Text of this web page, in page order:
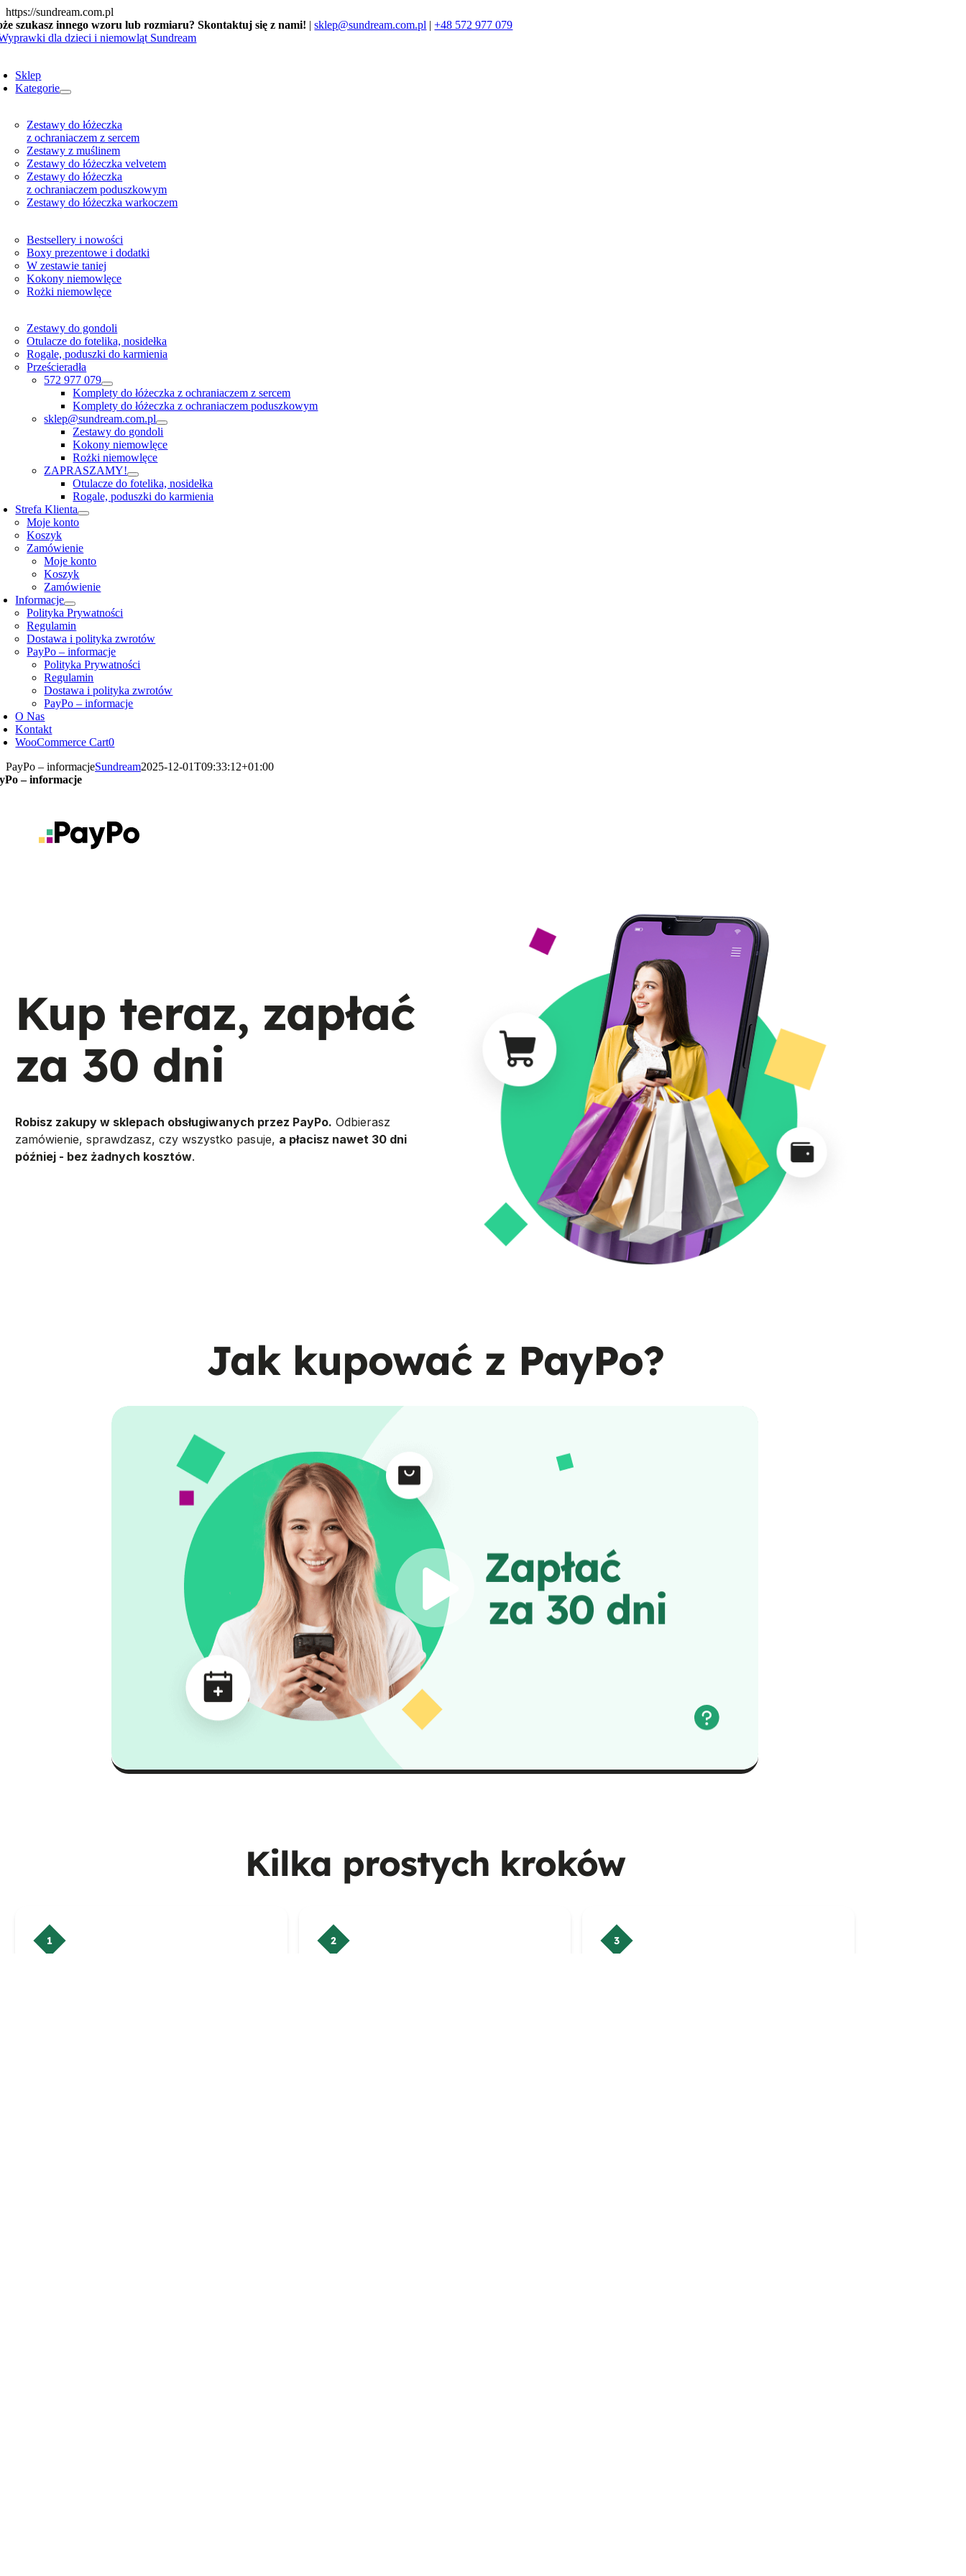
https://sundream.com.pl
to
content
szukasz innego wzoru lub rozmiaru? Skontaktuj się z nami! |sklep@sundream.com.pl |+48 572 977 079
Sklep
Kategorie
Zestawy do łóżeczka
z ochraniaczem z sercem
Zestawy z muślinem
Zestawy do łóżeczka velvetem
Zestawy do łóżeczka
z ochraniaczem poduszkowym
Zestawy do łóżeczka warkoczem
Bestsellery i nowości
Boxy prezentowe i dodatki
W zestawie taniej
Kokony niemowlęce
Rożki niemowlęce
Zestawy do gondoli
Otulacze do fotelika, nosidełka
Rogale, poduszki do karmienia
Prześcieradła
572 977 079
Komplety do łóżeczka z ochraniaczem z sercem
Komplety do łóżeczka z ochraniaczem poduszkowym
sklep@sundream.com.pl
Zestawy do gondoli
Kokony niemowlęce
Rożki niemowlęce
ZAPRASZAMY!
Otulacze do fotelika, nosidełka
Rogale, poduszki do karmienia
Strefa Klienta
Moje konto
Koszyk
Zamówienie
Moje konto
Koszyk
Zamówienie
Informacje
Polityka Prywatności
Regulamin
Dostawa i polityka zwrotów
PayPo – informacje
Polityka Prywatności
Regulamin
Dostawa i polityka zwrotów
PayPo – informacje
O Nas
Kontakt
WooCommerce Cart0
PayPo – informacjeSundream2025-12-01T09:33:12+01:00
– informacje